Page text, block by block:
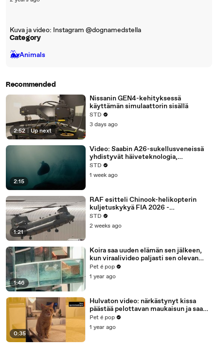
Kuva ja video: Instagram @dognamedstella
Category
🐳Animals
Recommended
2:52 | Up next
Nissanin GEN4-kehityksessä
käyttämän simulaattorin sisällä
STD
3 days ago
2:15
Video: Saabin A26-sukellusveneissä
yhdistyvät häiveteknologia,
vedenalaiset droonit ja Stirling-
propulsio
STD
1 week ago
1:21
RAF esitteli Chinook-helikopterin
kuljetuskykyä FIA 2026 -
ilmailunäyttelyssä
STD
2 weeks ago
1:46
Koira saa uuden elämän sen jälkeen,
kun viraalivideo paljasti sen olevan
jumissa asunnon parvekkeella
Pet é pop
1 year ago
0:35
Hulvaton video: närkästynyt kissa
päästää pelottavan maukaisun ja saa
vertauksen velociraptoriin
Pet é pop
1 year ago